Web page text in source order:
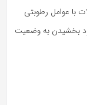
رطوبتی
بخشیدن به وضعیت